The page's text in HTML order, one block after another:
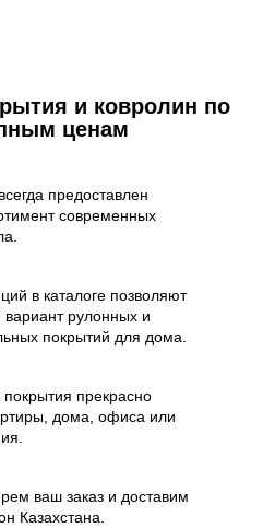
и ковролин по
ценам
предоставлен
современных
в каталоге позволяют
рулонных и
покрытий для дома.
прекрасно
дома, офиса или
ваш заказ и доставим
Казахстана.